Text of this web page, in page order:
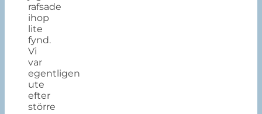
rafsade
ihop
lite
fynd.
Vi
var
egentligen
ute
efter
större